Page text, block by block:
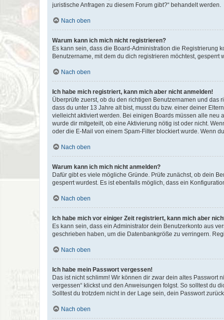
juristische Anfragen zu diesem Forum gibt?“ behandelt werden.
Nach oben
Warum kann ich mich nicht registrieren?
Es kann sein, dass die Board-Administration die Registrierung
Benutzername, mit dem du dich registrieren möchtest,
Nach oben
Ich habe mich registriert, kann mich aber nicht anmelden!
Überprüfe zuerst, ob du den richtigen Benutzernamen und das
dass du unter 13 Jahre alt bist, musst du bzw. einer deiner
vielleicht aktiviert werden. Bei einigen Boards müssen alle neu
wurde dir mitgeteilt, ob eine Aktivierung nötig ist oder nicht.
oder die E-Mail von einem Spam-Filter blockiert wurde. Wenn
Nach oben
Warum kann ich mich nicht anmelden?
Dafür gibt es viele mögliche Gründe. Prüfe zunächst, ob dein
gesperrt wurdest. Es ist ebenfalls möglich, dass ein
Nach oben
Ich habe mich vor einiger Zeit registriert, kann mich aber
Es kann sein, dass ein Administrator dein Benutzerkonto aus
geschrieben haben, um die Datenbankgröße zu verringern.
Nach oben
Ich habe mein Passwort vergessen!
Das ist nicht schlimm! Wir können dir zwar dein altes Passwort
vergessen“ klickst und den Anweisungen folgst. So solltest du
Solltest du trotzdem nicht in der Lage sein, dein Passwort
Nach oben